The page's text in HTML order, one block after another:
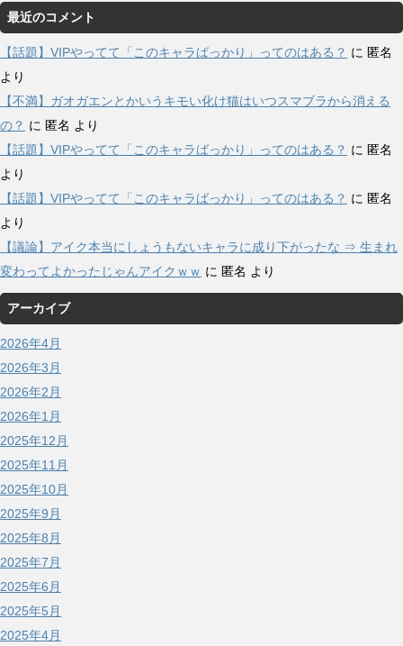
最近のコメント
【話題】VIPやってて「このキャラばっかり」ってのはある？ に 匿名
より
【不満】ガオガエンとかいうキモい化け猫はいつスマブラから消える
の？ に 匿名 より
【話題】VIPやってて「このキャラばっかり」ってのはある？ に 匿名
より
【話題】VIPやってて「このキャラばっかり」ってのはある？ に 匿名
より
【議論】アイク本当にしょうもないキャラに成り下がったな ⇒ 生まれ
変わってよかったじゃんアイクｗｗ に 匿名 より
アーカイブ
2026年4月
2026年3月
2026年2月
2026年1月
2025年12月
2025年11月
2025年10月
2025年9月
2025年8月
2025年7月
2025年6月
2025年5月
2025年4月